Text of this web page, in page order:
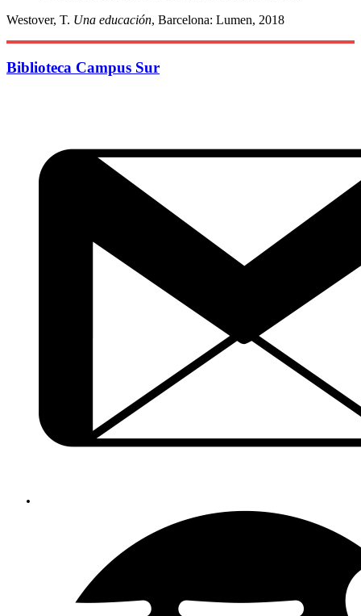
Westover, T. Una educación, Barcelona: Lumen, 2018
Biblioteca Campus Sur